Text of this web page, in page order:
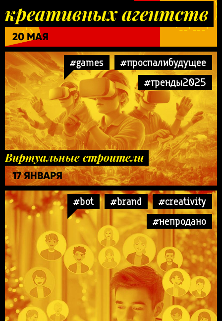
креативных агентств
20 МАЯ
#games
#проспалибудущее
#тренды2025
Виртуальные строители
17 ЯНВАРЯ
#bot #brand
#creativity
#непродано